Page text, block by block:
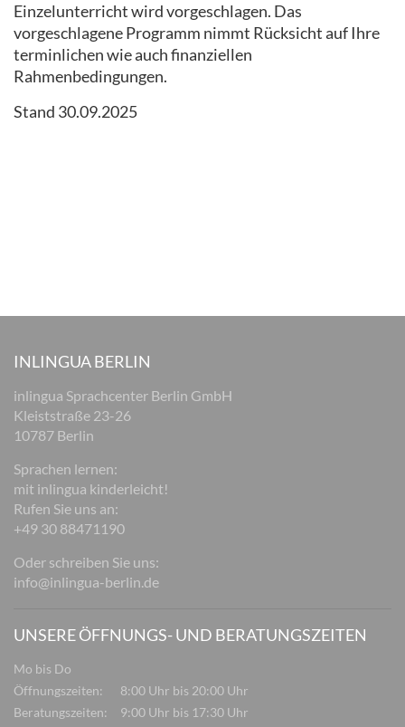
Einzelunterricht wird vorgeschlagen. Das
vorgeschlagene Programm nimmt Rücksicht auf Ihre
terminlichen wie auch finanziellen
Rahmenbedingungen.
Stand 30.09.2025
INLINGUA BERLIN
inlingua Sprachcenter Berlin GmbH
Kleiststraße 23-26
10787 Berlin
Sprachen lernen:
mit inlingua kinderleicht!
Rufen Sie uns an:
+49 30 88471190
Oder schreiben Sie uns:
info@inlingua-berlin.de
UNSERE ÖFFNUNGS- UND BERATUNGSZEITEN
Mo bis Do
Öffnungszeiten:
8:00 Uhr bis 20:00 Uhr
Beratungszeiten:
9:00 Uhr bis 17:30 Uhr